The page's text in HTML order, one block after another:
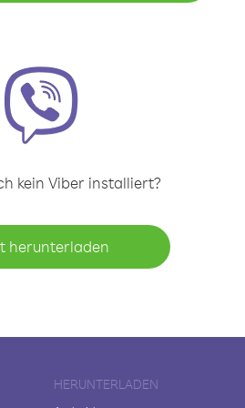
kein Viber installiert?
herunterladen
HERUNTERLADEN